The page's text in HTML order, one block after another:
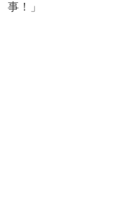
事！」